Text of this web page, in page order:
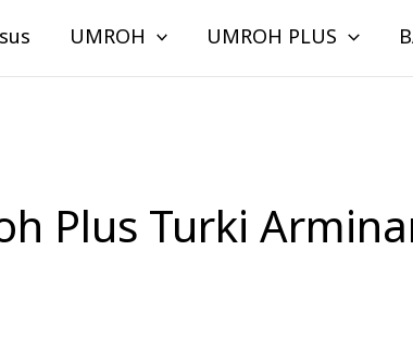
UMROH UMROH PLUS
Plus Turki